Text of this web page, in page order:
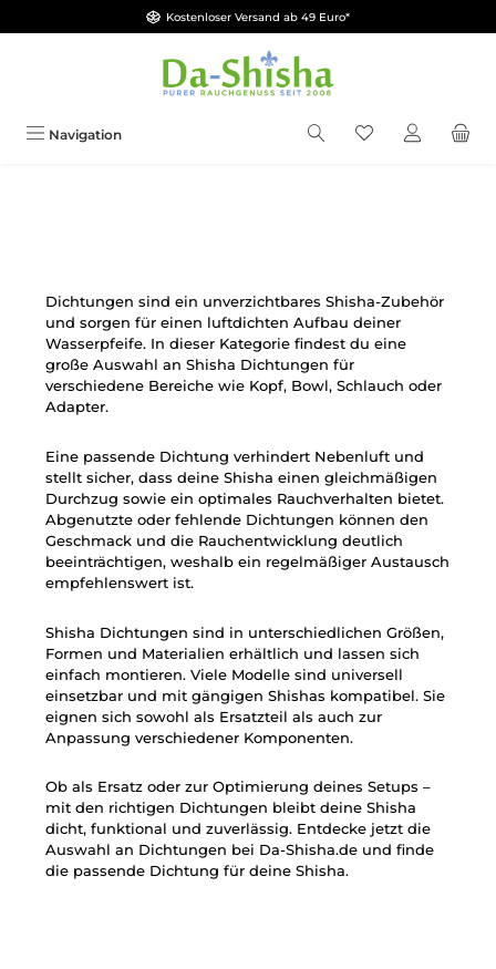
Zum Hauptinhalt springenKostenloser Versand ab 49 Euro*
Navigation Du hast 0
Dichtungen sind ein unverzichtbares Shisha-Zubehör
und sorgen für einen luftdichten Aufbau deiner
Wasserpfeife. In dieser Kategorie findest du eine
große Auswahl an Shisha Dichtungen für
verschiedene Bereiche wie Kopf, Bowl, Schlauch oder
Adapter.
Eine passende Dichtung verhindert Nebenluft und
stellt sicher, dass deine Shisha einen gleichmäßigen
Durchzug sowie ein optimales Rauchverhalten bietet.
Abgenutzte oder fehlende Dichtungen können den
Geschmack und die Rauchentwicklung deutlich
beeinträchtigen, weshalb ein regelmäßiger Austausch
empfehlenswert ist.
Shisha Dichtungen sind in unterschiedlichen Größen,
Formen und Materialien erhältlich und lassen sich
einfach montieren. Viele Modelle sind universell
einsetzbar und mit gängigen Shishas kompatibel. Sie
eignen sich sowohl als Ersatzteil als auch zur
Anpassung verschiedener Komponenten.
Ob als Ersatz oder zur Optimierung deines Setups –
mit den richtigen Dichtungen bleibt deine Shisha
dicht, funktional und zuverlässig. Entdecke jetzt die
Auswahl an Dichtungen bei Da-Shisha.de und finde
die passende Dichtung für deine Shisha.